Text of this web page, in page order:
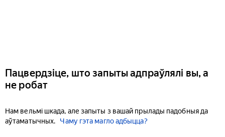
Пацвердзіце, што запыты адпраўлялі вы, а
не робат
Нам вельмі шкада, але запыты з вашай прылады падобныя да
аўтаматычных.
Чаму гэта магло адбыцца?